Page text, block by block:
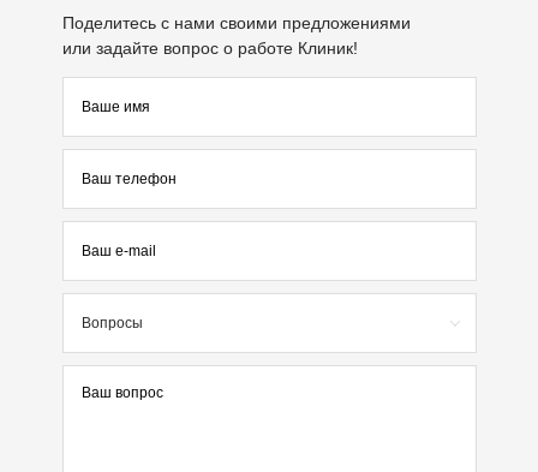
Поделитесь с нами своими предложениями
или задайте вопрос о работе Клиник!
Вопросы